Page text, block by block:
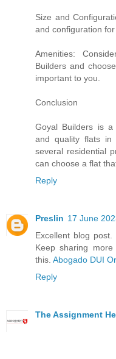
Size and
and configuration for
Amenities:
Builders and
important to you.
Conclusion
Goyal Builders is
and quality flats in
several residential
can choose a flat
Reply
Preslin 17 June
Excellent blog
Keep sharing
this. Abogado DUI
Reply
The Assignment